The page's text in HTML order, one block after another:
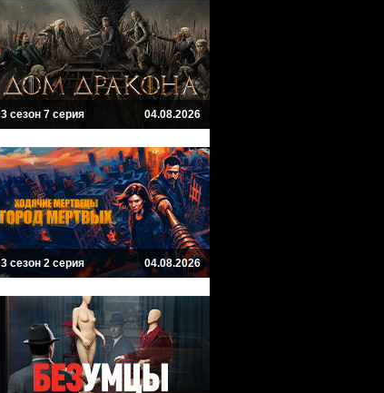
3 сезон 7 серия 04.08.2026
3 сезон 2 серия 04.08.2026